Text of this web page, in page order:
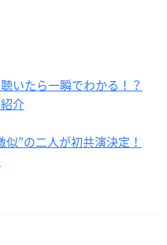
いたら一瞬でわかる！？
介
”の二人が初共演決定！